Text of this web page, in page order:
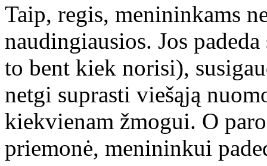
Taip, regis, menininkams
naudingiausios. Jos
to bent kiek norisi),
netgi suprasti viešąją
kiekvienam žmogui. O
priemonė, menininkui